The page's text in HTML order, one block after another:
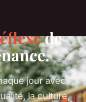
de
jour avec
la culture,